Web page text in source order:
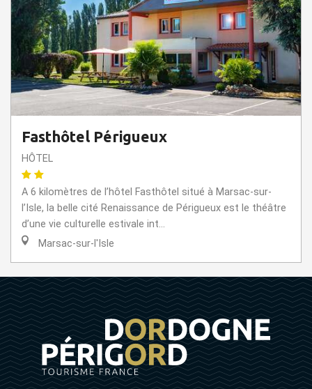
Fasthôtel Périgueux
HÔTEL
A 6 kilomètres de l’hôtel Fasthôtel situé à Marsac-sur-
l’Isle, la belle cité Renaissance de Périgueux est le théâtre
d’une vie culturelle estivale int...
Marsac-sur-l'Isle